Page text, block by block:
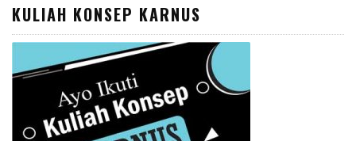
KULIAH KONSEP KARNUS